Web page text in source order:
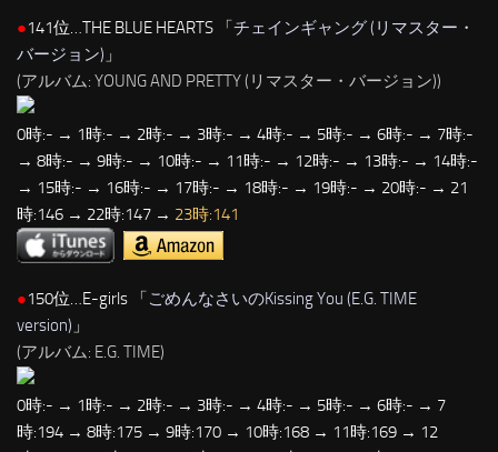
●141位…THE BLUE HEARTS 「チェインギャング (リマスター・
バージョン) 」
(アルバム: YOUNG AND PRETTY (リマスター・バージョン))
0時:- → 1時:- → 2時:- → 3時:- → 4時:- → 5時:- → 6時:- → 7時:-
→ 8時:- → 9時:- → 10時:- → 11時:- → 12時:- → 13時:- → 14時:-
→ 15時:- → 16時:- → 17時:- → 18時:- → 19時:- → 20時:- → 21
時:146 → 22時:147 → 23時:141
●150位…E-girls 「ごめんなさいのKissing You (E.G. TIME
version) 」
(アルバム: E.G. TIME)
0時:- → 1時:- → 2時:- → 3時:- → 4時:- → 5時:- → 6時:- → 7
時:194 → 8時:175 → 9時:170 → 10時:168 → 11時:169 → 12